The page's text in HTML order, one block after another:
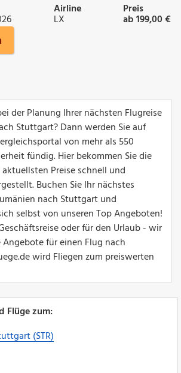
Airline
LX
Preis
ab 199,00 €
der Planung Ihrer nächsten Flugreise
Stuttgart? Dann werden Sie auf
von mehr als 550
fündig. Hier bekommen Sie die
Preise schnell und
Buchen Sie Ihr nächstes
nach Stuttgart und
selbst von unseren Top Angeboten!
oder für den Urlaub - wir
für einen Flug nach
wird Fliegen zum preiswerten
Flüge zum:
(STR)